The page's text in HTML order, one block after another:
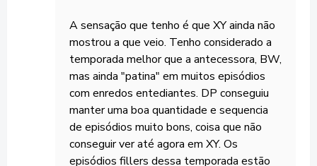
A sensação que tenho é que XY ainda não
mostrou a que veio. Tenho considerado a
temporada melhor que a antecessora, BW,
mas ainda "patina" em muitos episódios
com enredos entediantes. DP conseguiu
manter uma boa quantidade e sequencia
de episódios muito bons, coisa que não
conseguir ver até agora em XY. Os
episódios fillers dessa temporada estão